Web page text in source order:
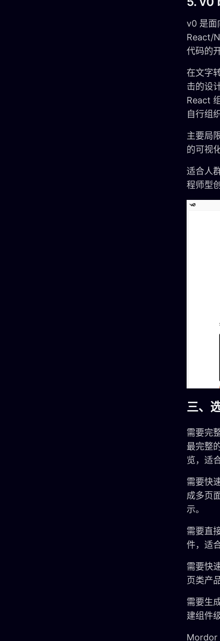
v0 是面
React/
代码的
在文字
击的设
React
自行组
主要局
的可视
适合人
程师型
三、
需要完
最完整
览，适
需要快
成多页
示。
需要直
件，适
需要快
页类产
需要生
建组件
Mordor